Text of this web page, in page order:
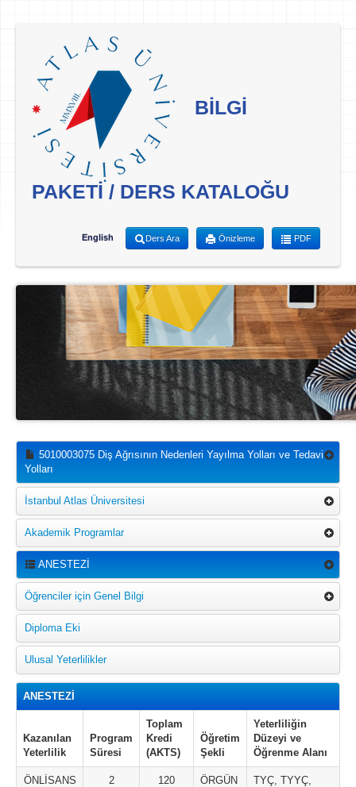
BİLGİ
PAKETİ / DERS KATALOĞU
English Ders Ara Önizleme PDF
5010003075 Diş Ağrısının Nedenleri Yayılma Yolları ve Tedavi
Yolları
İstanbul Atlas Üniversitesi
Akademik Programlar
ANESTEZİ
Öğrenciler için Genel Bilgi
Diploma Eki
Ulusal Yeterlilikler
ANESTEZİ
Kazanılan
Yeterlilik
Program
Süresi
Toplam
Kredi
(AKTS)
Öğretim
Şekli
Yeterliliğin
Düzeyi ve
Öğrenme Alanı
ÖNLİSANS
2 120 ÖRGÜN
TYÇ, TYYÇ,